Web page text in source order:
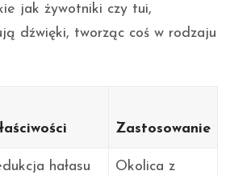
jak żywotniki czy tui,
dźwięki, tworząc coś w rodzaju
Zastosowanie
hałasu
Okolica z